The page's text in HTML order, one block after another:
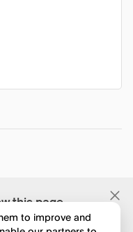
this page
to improve and